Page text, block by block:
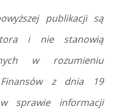
publikacji są
i nie stanowią
w rozumieniu
Finansów z dnia 19
sprawie informacji